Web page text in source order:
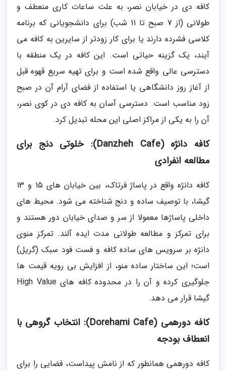
کافه دی در خیابان نصر، به علت ساعات کاری منعطف و
طولانی (از 7 صبح تا 11 شب) برای دانشجویانی که برنامه
کلاسی فشرده دارند یا برای کار زودتر از سایرین به کافه می
آیند، یک گزینه حیاتی است. این کافه در یک منطقه با
دسترسی عالی واقع شده است و برای تهیه سریع قهوه قبل
از آغاز روز دانشگاهی یا استفاده از فضای آرام آن در صبح
زود مناسب است. دسترسی آسان به کافه دی در کوی نصر،
آن را به یکی از مراکز اصلی این محله تبدیل کرد.
کافه دانژه (Danzheh Cafe): خلوتی دنج برای
مطالعه انفرادی
کافه دانژه واقع در پاساژ فرتاک، بین خیابان های 15 و 13
گیشا، با توصیف ساده و دنج شناخته می شود. محیط های
داخلی پاساژها معمولا از سر و صدای خیابان دور هستند و
برای تمرکز و مطالعه طولانی مدت ایده آلند. تمرکز منوی
دانژه بر سرویس های ساده کافه و فست فود سبک (گریل)
است؛ این ساختار ساده منو، از افزایش بی رویه قیمت ها
جلوگیری کرده و آن را در محدوده کافه های High Value
گیشا قرار می دهد.
کافه دورهمی (Dorehami Cafe): انتخاب گروهی با
انعطاف بودجه
کافه دورهمی همانطور که از نامش پیداست، فضایی را برای